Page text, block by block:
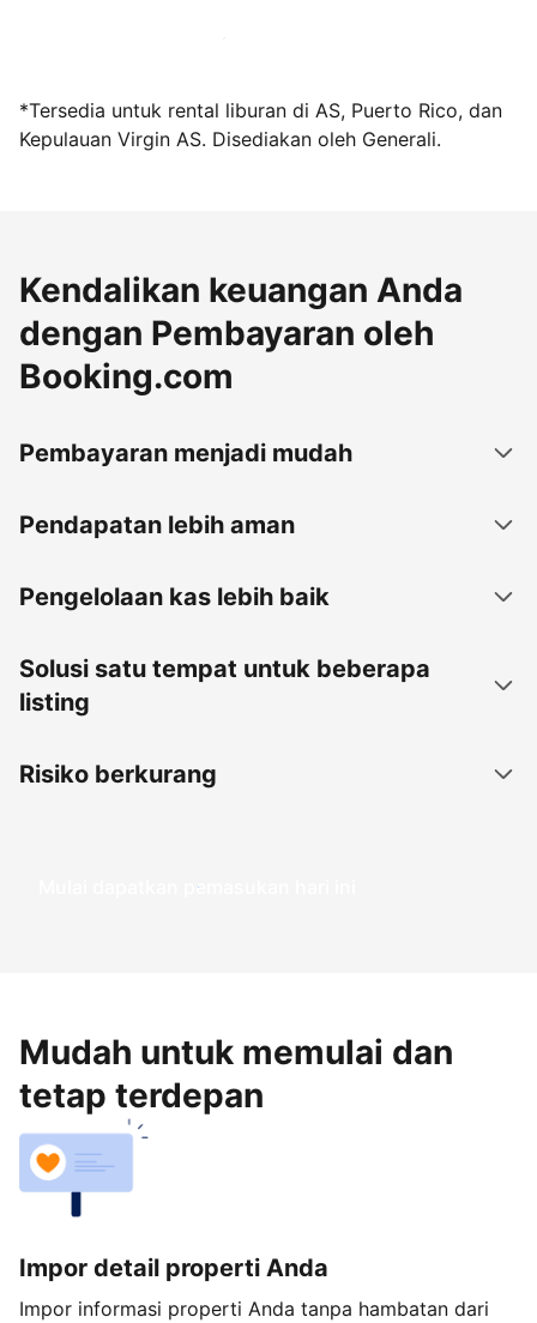
Jadi tuan rumah bersama kami sekarang
*Tersedia untuk rental liburan di AS, Puerto Rico, dan
Kepulauan Virgin AS. Disediakan oleh Generali.
Kendalikan keuangan Anda
dengan Pembayaran oleh
Booking.com
Pembayaran menjadi mudah
Pendapatan lebih aman
Pengelolaan kas lebih baik
Solusi satu tempat untuk beberapa
listing
Risiko berkurang
Mulai dapatkan pemasukan hari ini
Mudah untuk memulai dan
tetap terdepan
Impor detail properti Anda
Impor informasi properti Anda tanpa hambatan dari